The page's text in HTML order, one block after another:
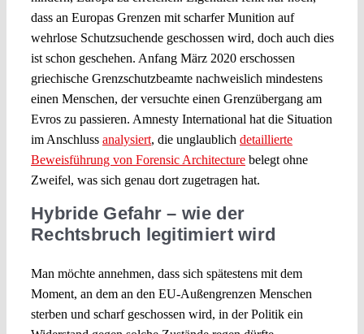
dass an Europas Grenzen mit scharfer Munition auf
wehrlose Schutzsuchende geschossen wird, doch auch dies
ist schon geschehen. Anfang März 2020 erschossen
griechische Grenzschutzbeamte nachweislich mindestens
einen Menschen, der versuchte einen Grenzübergang am
Evros zu passieren. Amnesty International hat die Situation
im Anschluss analysiert, die unglaublich detaillierte
Beweisführung von Forensic Architecturebelegt ohne
Zweifel, was sich genau dort zugetragen hat.
Hybride Gefahr – wie der
Rechtsbruch legitimiert wird
Man möchte annehmen, dass sich spätestens mit dem
Moment, an dem an den EU-Außengrenzen Menschen
sterben und scharf geschossen wird, in der Politik ein